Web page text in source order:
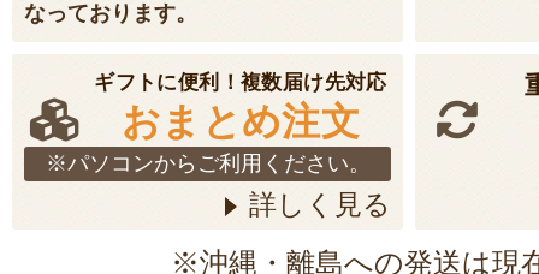
なっております。
ギフトに便利！複数届け先対応
おまとめ注文
※パソコンからご利用ください。
詳しく見る
※沖縄・離島への発送は現